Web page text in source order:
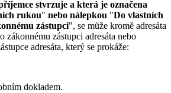
stvrzuje a která je označena
rukou" nebo nálepkou "Do vlastních
zástupci", se může kromě adresáta
zákonnému zástupci adresáta nebo
adresáta, který se prokáže:
dokladem.